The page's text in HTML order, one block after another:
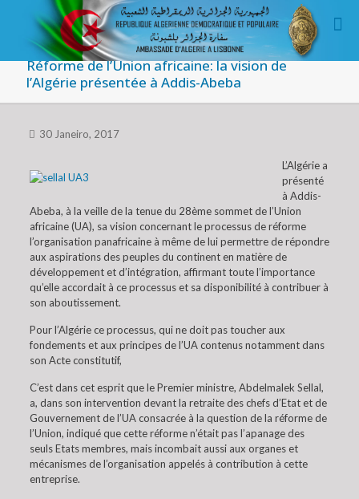
Réforme de l’Union africaine: la vision de
l’Algérie présentée à Addis-Abeba
30 Janeiro, 2017
L’Algérie a
présenté
à Addis-
Abeba, à la veille de la tenue du 28ème sommet de l’Union
africaine (UA), sa vision concernant le processus de réforme
l’organisation panafricaine à même de lui permettre de répondre
aux aspirations des peuples du continent en matière de
développement et d’intégration, affirmant toute l’importance
qu’elle accordait à ce processus et sa disponibilité à contribuer à
son aboutissement.
Pour l’Algérie ce processus, qui ne doit pas toucher aux
fondements et aux principes de l’UA contenus notamment dans
son Acte constitutif,
C’est dans cet esprit que le Premier ministre, Abdelmalek Sellal,
a, dans son intervention devant la retraite des chefs d’Etat et de
Gouvernement de l’UA consacrée à la question de la réforme de
l’Union, indiqué que cette réforme n’était pas l’apanage des
seuls Etats membres, mais incombait aussi aux organes et
mécanismes de l’organisation appelés à contribution à cette
entreprise.